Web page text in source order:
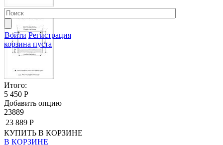
Войти Регистрация
корзина пуста
Итого:
5 450 Р
Добавить опцию
23889
23 889 Р
КУПИТЬ В КОРЗИНЕ
В КОРЗИНЕ